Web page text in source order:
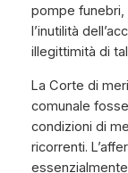
pompe funebri,
l’inutilità
illegittimità di
La Corte di
comunale
condizioni di
ricorrenti.